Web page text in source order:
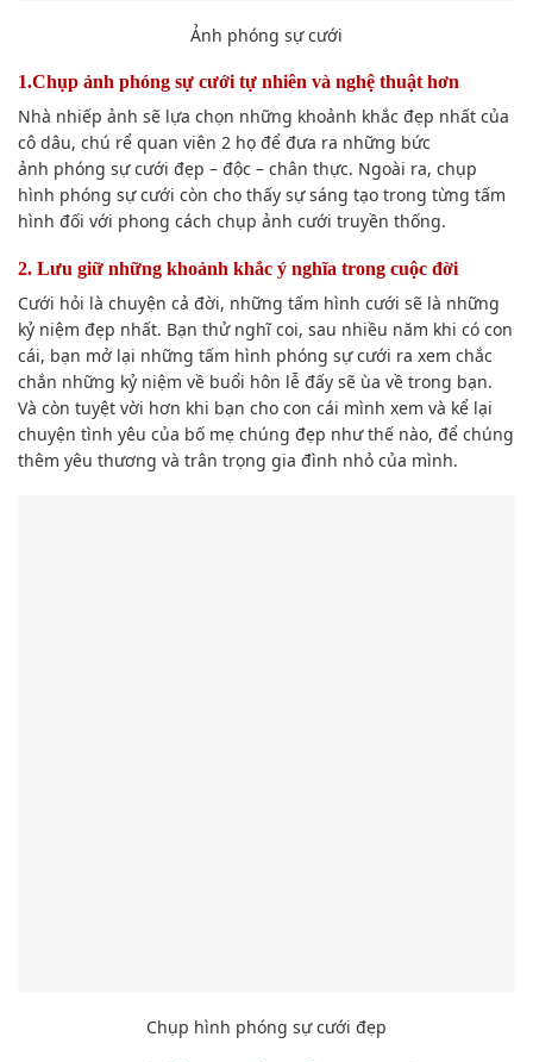
Ảnh phóng sự cưới
1.Chụp ảnh phóng sự cưới tự nhiên và nghệ thuật hơn
Nhà nhiếp ảnh sẽ lựa chọn những khoảnh khắc đẹp nhất của
cô dâu, chú rể quan viên 2 họ để đưa ra những bức
ảnh phóng sự cưới đẹp – độc – chân thực. Ngoài ra, chụp
hình phóng sự cưới còn cho thấy sựsáng tạo trong từng tấm
hình đối với phong cách chụp ảnh cưới truyền thống.
2. Lưu giữ những khoảnh khắc ý nghĩa trong cuộc đời
Cưới hỏi là chuyện cả đời, những tấm hình cưới sẽ là những
kỷ niệm đẹp nhất. Bạn thử nghĩcoi, sau nhiều năm khi có con
cái, bạn mở lại những tấm hình phóng sự cưới ra xem chắc
chắn những kỷ niệm về buổi hôn lễ đấy sẽ ùa về trong bạn.
Và còn tuyệt vời hơn khi bạn cho con cái mình xem và kể lại
chuyện tình yêu của bố mẹ chúng đẹp như thế nào, để chúng
thêm yêu thương và trân trọng gia đình nhỏ của mình.
Chụp hình phóng sự cưới đẹp